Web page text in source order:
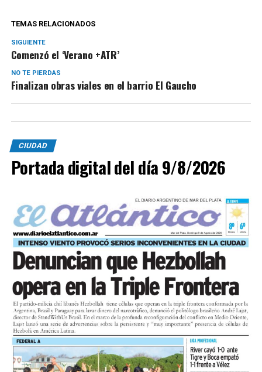
TEMAS RELACIONADOS
SIGUIENTE
Comenzó el ‘Verano +ATR’
NO TE PIERDAS
Finalizan obras viales en el barrio El Gaucho
CIUDAD
Portada digital del día 9/8/2026